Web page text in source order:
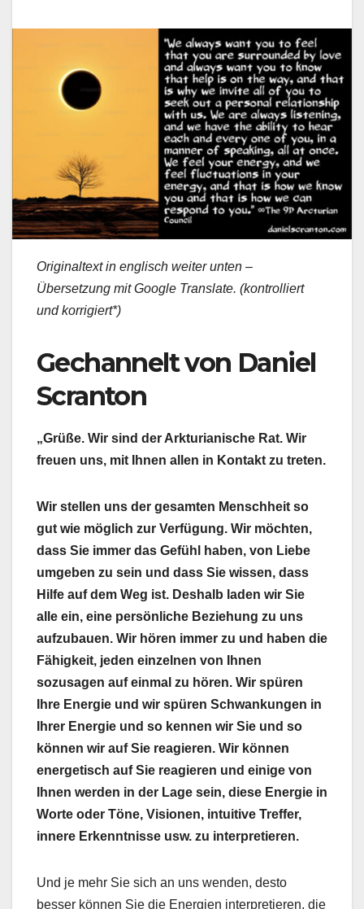
Originaltext in englisch weiter unten –
Übersetzung mit Google Translate. (kontrolliert
und korrigiert*)
Gechannelt von Daniel
Scranton
„Grüße. Wir sind der Arkturianische Rat. Wir
freuen uns, mit Ihnen allen in Kontakt zu treten.
Wir stellen uns der gesamten Menschheit so
gut wie möglich zur Verfügung. Wir möchten,
dass Sie immer das Gefühl haben, von Liebe
umgeben zu sein und dass Sie wissen, dass
Hilfe auf dem Weg ist. Deshalb laden wir Sie
alle ein, eine persönliche Beziehung zu uns
aufzubauen. Wir hören immer zu und haben die
Fähigkeit, jeden einzelnen von Ihnen
sozusagen auf einmal zu hören. Wir spüren
Ihre Energie und wir spüren Schwankungen in
Ihrer Energie und so kennen wir Sie und so
können wir auf Sie reagieren. Wir können
energetisch auf Sie reagieren und einige von
Ihnen werden in der Lage sein, diese Energie in
Worte oder Töne, Visionen, intuitive Treffer,
innere Erkenntnisse usw. zu interpretieren.
Und je mehr Sie sich an uns wenden, desto
besser können Sie die Energien interpretieren, die